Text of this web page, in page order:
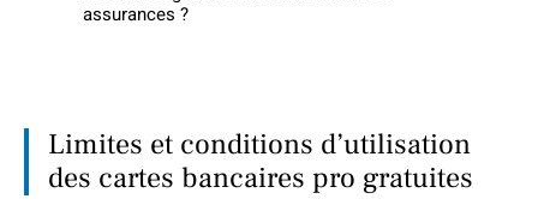
assurances ?
Limites et conditions d’utilisation
des cartes bancaires pro gratuites